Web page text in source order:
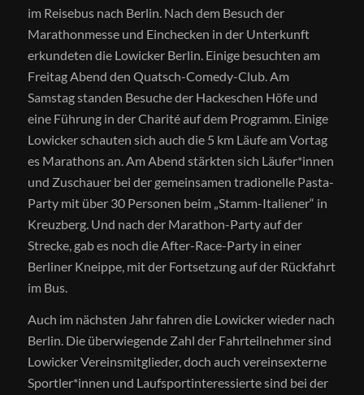
im Reisebus nach Berlin. Nach dem Besuch der
Marathonmesse und Einchecken in der Unterkunft
erkundeten die Lowicker Berlin. Einige besuchten am
Freitag Abend den Quatsch-Comedy-Club. Am
Samstag standen Besuche der Hackeschen Höfe und
eine Führung in der Charité auf dem Programm. Einige
Lowicker schauten sich auch die 5 km Läufe am Vortag
es Marathons an. Am Abend stärkten sich Läufer*innen
und Zuschauer bei der gemeinsamen tradionelle Pasta-
Party mit über 30 Personen beim „Stamm-Italiener“ in
Kreuzberg. Und nach der Marathon-Party auf der
Strecke, gab es noch die After-Race-Party in einer
Berliner Kneippe, mit der Fortsetzung auf der Rückfahrt
im Bus.
Auch im nächsten Jahr fahren die Lowicker wieder nach
Berlin. Die überwiegende Zahl der Fahrteilnehmer sind
Lowicker Vereinsmitglieder, doch auch vereinsexterne
Sportler*innen und Laufsportinteressierte sind bei der